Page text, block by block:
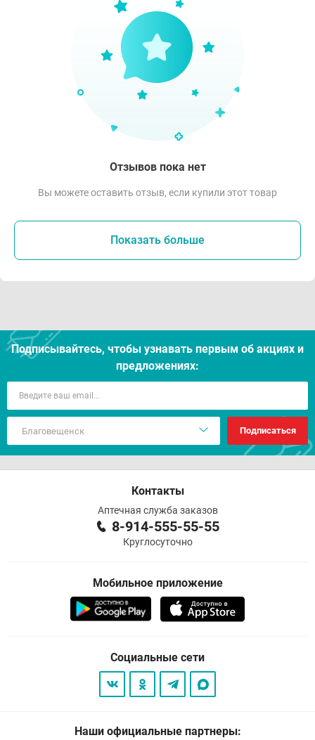
Отзывов пока нет
Вы можете оставить отзыв, если купили этот товар
Показать больше
Подписывайтесь, чтобы узнавать первым об акцияx и
предложениях:
Подписаться
Контакты
Аптечная служба заказов
8-914-555-55-55
Круглосуточно
Мобильное приложение
Социальные сети
Наши официальные партнеры: